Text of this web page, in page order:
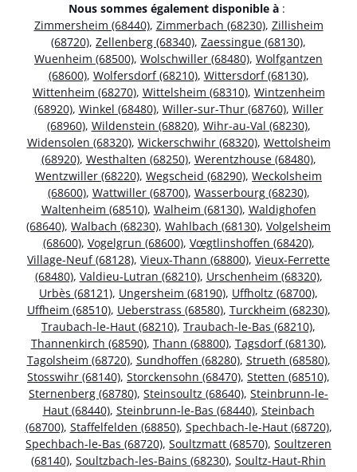
Nous sommes également disponible à :
Zimmersheim (68440), Zimmerbach (68230), Zillisheim
(68720), Zellenberg (68340), Zaessingue (68130),
Wuenheim (68500), Wolschwiller (68480), Wolfgantzen
(68600), Wolfersdorf (68210), Wittersdorf (68130),
Wittenheim (68270), Wittelsheim (68310), Wintzenheim
(68920), Winkel (68480), Willer-sur-Thur (68760), Willer
(68960), Wildenstein (68820), Wihr-au-Val (68230),
Widensolen (68320), Wickerschwihr (68320), Wettolsheim
(68920), Westhalten (68250), Werentzhouse (68480),
Wentzwiller (68220), Wegscheid (68290), Weckolsheim
(68600), Wattwiller (68700), Wasserbourg (68230),
Waltenheim (68510), Walheim (68130), Waldighofen
(68640), Walbach (68230), Wahlbach (68130), Volgelsheim
(68600), Vogelgrun (68600), Vœgtlinshoffen (68420),
Village-Neuf (68128), Vieux-Thann (68800), Vieux-Ferrette
(68480), Valdieu-Lutran (68210), Urschenheim (68320),
Urbès (68121), Ungersheim (68190), Uffholtz (68700),
Uffheim (68510), Ueberstrass (68580), Turckheim (68230),
Traubach-le-Haut (68210), Traubach-le-Bas (68210),
Thannenkirch (68590), Thann (68800), Tagsdorf (68130),
Tagolsheim (68720), Sundhoffen (68280), Strueth (68580),
Stosswihr (68140), Storckensohn (68470), Stetten (68510),
Sternenberg (68780), Steinsoultz (68640), Steinbrunn-le-
Haut (68440), Steinbrunn-le-Bas (68440), Steinbach
(68700), Staffelfelden (68850), Spechbach-le-Haut (68720),
Spechbach-le-Bas (68720), Soultzmatt (68570), Soultzeren
(68140), Soultzbach-les-Bains (68230), Soultz-Haut-Rhin